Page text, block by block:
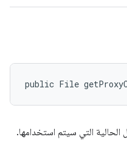
public File
التي سيتم استخدامها.